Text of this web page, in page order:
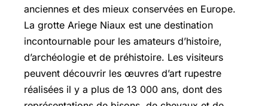
anciennes et des mieux conservées en Europe.
La grotte Ariege Niaux est une destination
incontournable pour les amateurs d’histoire,
d’archéologie et de préhistoire. Les visiteurs
peuvent découvrir les œuvres d’art rupestre
réalisées il y a plus de 13 000 ans, dont des